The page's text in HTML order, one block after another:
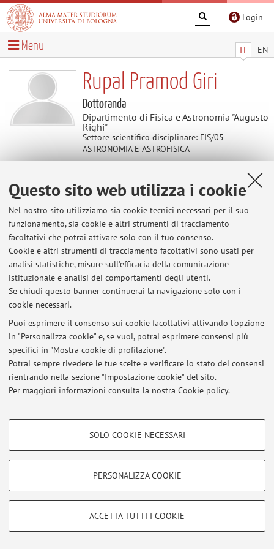
Questo sito web utilizza i cookie
Nel nostro sito utilizziamo sia cookie tecnici necessari per il suo
funzionamento, sia cookie e altri strumenti di tracciamento
facoltativi che potrai attivare solo con il tuo consenso.
Cookie e altri strumenti di tracciamento facoltativi sono usati per
analisi statistiche, misure sull'efficacia della comunicazione
istituzionale e analisi dei comportamenti degli utenti.
Se chiudi questo banner continuerai la navigazione solo con i
cookie necessari.
Puoi esprimere il consenso sui cookie facoltativi attivando l'opzione
in "Personalizza cookie" e, se vuoi, potrai esprimere consensi più
specifici in "Mostra cookie di profilazione".
Potrai sempre rivedere le tue scelte e verificare lo stato dei consensi
rientrando nella sezione "Impostazione cookie" del sito.
Per maggiori informazioni consulta la nostra Cookie policy.
COOKIE DI PROFILAZIONE - FACOLTATIVI
COOKIE TECNICI - NECESSARI
Si tratta di cookie tecnici utilizzati, a titolo esemplificativo, per il corretto
SOLO COOKIE NECESSARI
PERSONALIZZA COOKIE
ACCETTA TUTTI I COOKIE
Login
IT EN
Menu
Rupal Pramod Giri
Dottoranda
Dipartimento di Fisica e Astronomia "Augusto
Righi"
Settore scientifico disciplinare: FIS/05
ASTRONOMIA E ASTROFISICA
Avvisi
Al momento non sono presenti avvisi.
Area riservata
Accedi tramite loginper gestire tutti i contenuti del sito.
© 2026 - ALMA MATER STUDIORUM - Università di Bologna - Via
Zamboni, 33 - 40126 Bologna - Partita IVA: 01131710376
Privacy|Note legali|Impostazioni Cookie